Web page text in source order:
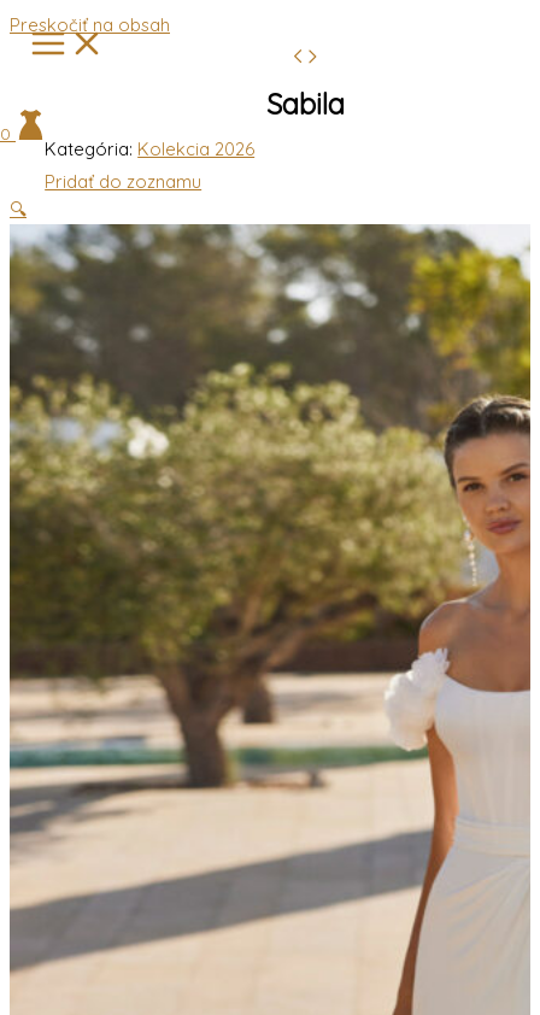
Preskočiť na obsah
0
🔍
Sabila
Kategória: Kolekcia 2026
Pridať do zoznamu